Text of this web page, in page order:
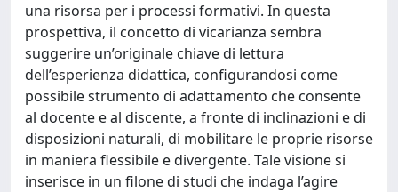
una risorsa per i processi formativi. In questa
prospettiva, il concetto di vicarianza sembra
suggerire un’originale chiave di lettura
dell’esperienza didattica, configurandosi come
possibile strumento di adattamento che consente
al docente e al discente, a fronte di inclinazioni e di
disposizioni naturali, di mobilitare le proprie risorse
in maniera flessibile e divergente. Tale visione si
inserisce in un filone di studi che indaga l’agire